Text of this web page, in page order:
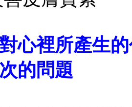
對心裡所產生
的問題